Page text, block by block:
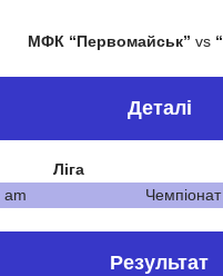
МФК “Первомайськ” vs
Деталі
Ліга
am
Результат